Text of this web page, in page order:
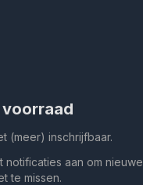
(meer) inschrijfbaar.
aan om nieuwe
te missen.